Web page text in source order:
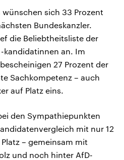
sich 33 Prozent
Bundeskanzler.
die Beliebtheitsliste der
an. Im
27 Prozent der
Sachkompetenz – auch
auf Platz eins.
den Sympathiepunkten
mit nur 12
– gemeinsam mit
und noch hinter AfD-